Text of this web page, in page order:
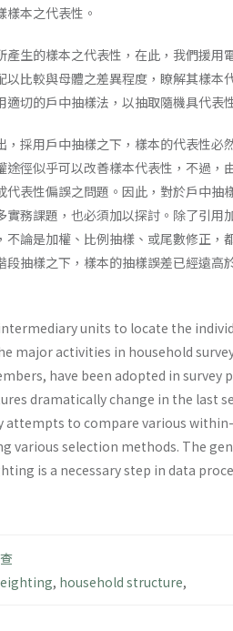
本之代表性。
生的樣本之代表性，在此，我們援
比較與母體之差異程度，瞭解其樣
切的戶中抽樣法，以抽取隨機具代表
採用戶中抽樣之下，樣本的代表性
徑似乎可以改善樣本代表性，不過
表性偏誤之問題。因此，對於戶中
務課題，也必須加以探討。除了引
論是加權、比例抽樣、或尾數修正
抽樣之下，樣本的抽樣誤差已經遠高
units to locate the
major activities in household
have been adopted in
dramatically change in the last
to compare various
various selection methods. The
is a necessary step in data
, household structure,